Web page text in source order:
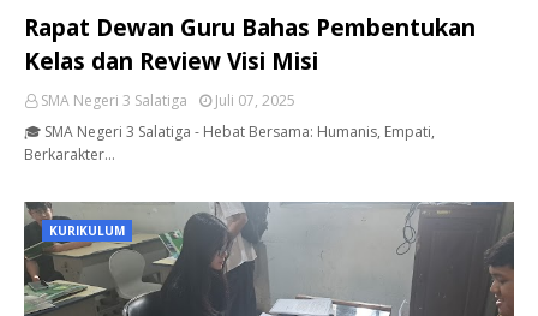
Rapat Dewan Guru Bahas Pembentukan
Kelas dan Review Visi Misi
SMA Negeri 3 Salatiga
Juli 07, 2025
🎓 SMA Negeri 3 Salatiga - Hebat Bersama: Humanis, Empati,
Berkarakter…
KURIKULUM